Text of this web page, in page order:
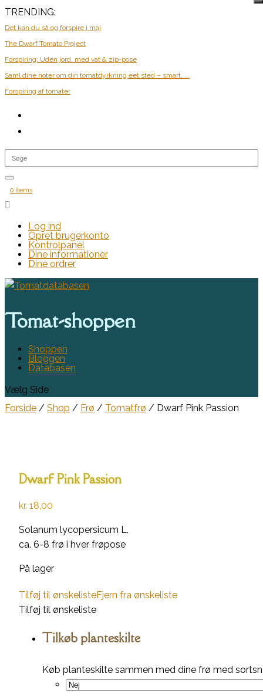
TRENDING:
Det kan du så og forspire i maj
The Dwarf Tomato Project
Forspiring: Uden jord, med vat & zip-pose
Saml dine noter om din tomatdyrkning eet sted – smart, ...
Forspiring af tomater
0 Items

Log ind
Opret brugerkonto
Kontrolpanel
Dine informationer
Dine ordrer
Tomat-shoppen
Shoppen
Bloggen
Databasen
Vælg Side
Forside / Shop / Frø / Tomatfrø / Dwarf Pink Passion
Dwarf Pink Passion
kr. 18,00
Solanum lycopersicum L.
ca. 6-8 frø i hver frøpose
På lager
Tilføj til ønskelisteFjern fra ønskeliste
Tilføj til ønskeliste
Tilkøb planteskilte
Køb planteskilte sammen med dine frø med